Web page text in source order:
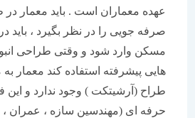
عهده معماران است . باید معمار در
صرفه جویی را در نظر بگیرد ، باید در
مسکن وارد شود و وقتی طراحی انبوه می
هایی پیشرفته استفاده کند معمار به
طراح (آرشیتکت ) وجود ندارد و این فعالیت
حرفه ای (مهندسین سازه ، عمران ، ناظر